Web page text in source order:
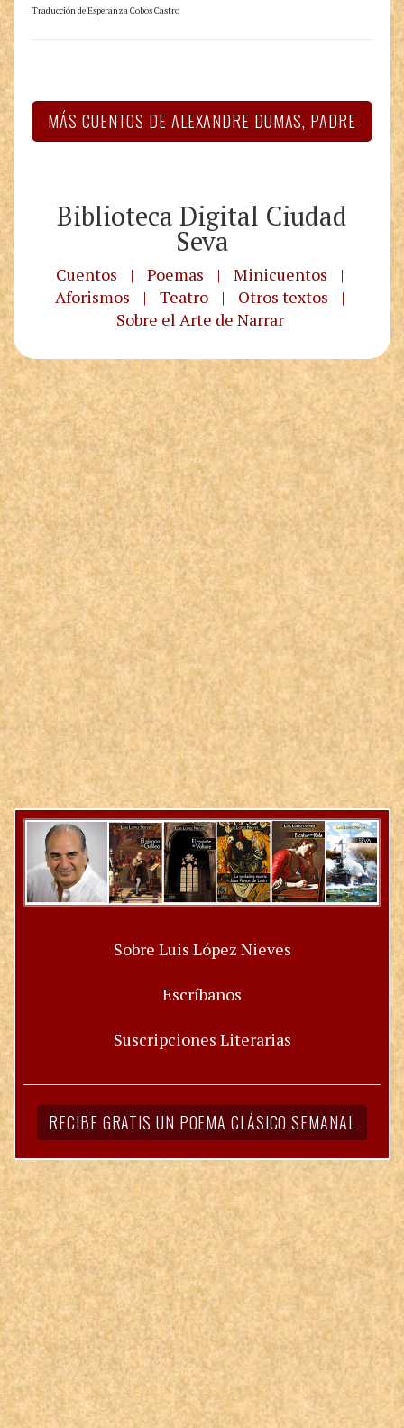
Traducción de Esperanza Cobos Castro
MÁS CUENTOS DE ALEXANDRE DUMAS, PADRE
Biblioteca Digital Ciudad
Seva
Cuentos | Poemas | Minicuentos
|
Aforismos
| Teatro | Otros textos
|
Sobre el Arte de Narrar
Sobre Luis López Nieves
Escríbanos
Suscripciones Literarias
RECIBE GRATIS UN POEMA CLÁSICO SEMANAL